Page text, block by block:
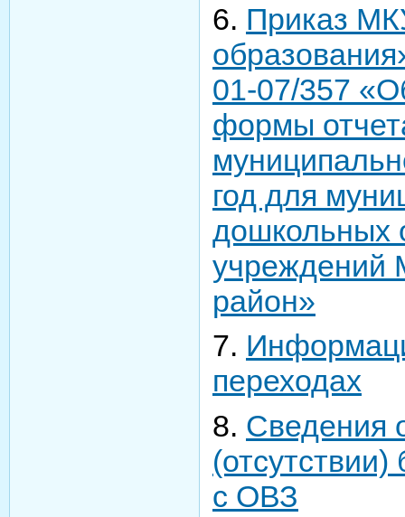
6. Приказ
01-07/357
формы
год для
дошкольных
учреждений
район»
7.
переходах
8. Сведения
с ОВЗ